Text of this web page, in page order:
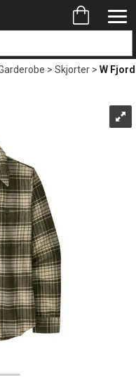
>Skjorter>W Fjord